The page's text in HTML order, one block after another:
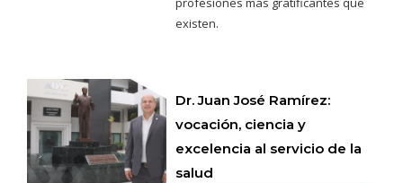
existen.
Dr. Juan José Ramírez:
vocación, ciencia y
excelencia al servicio de la
salud